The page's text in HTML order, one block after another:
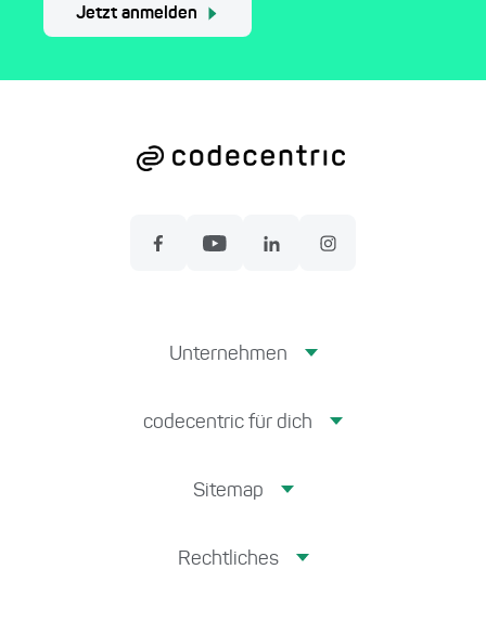
Jetzt anmelden
Unternehmen
codecentric für dich
Sitemap
Rechtliches